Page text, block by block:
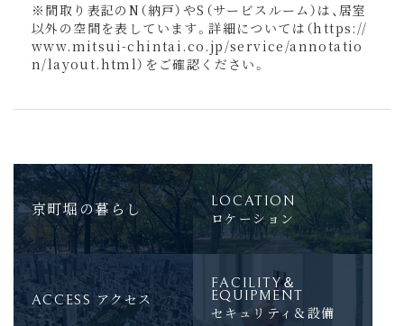
※間取り表記のN（納戸）やS（サービスルーム）は、居室
以外の空間を表しています。詳細については（https://
www.mitsui-chintai.co.jp/service/annotatio
n/layout.html）をご確認ください。
京町堀の暮らし LOCATION
ロケーション
ACCESS アクセス
FACILITY＆
EQUIPMENT
セキュリティ＆設備